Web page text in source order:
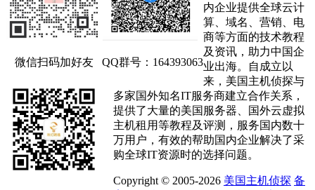
微信扫码加好友 QQ群号：164393063
内企业提供全球云计
算、域名、营销、电
商等方面的技术教程
及资讯，助力中国企
业出海。自成立以
来，美国主机侦探与
多家国外知名IT服务商建立合作关系，
提供了大量的美国服务器、国外云虚拟
主机租用等教程及评测，服务国内数十
万用户，有效的帮助国内企业解决了采
购全球IT资源时的选择问题。
Copyright © 2005-2026 美国主机侦探 备